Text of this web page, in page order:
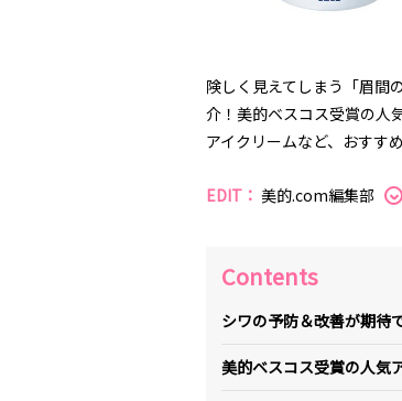
険しく見えてしまう「眉間
介！美的ベスコス受賞の人
アイクリームなど、おすす
EDIT： 美的.com編集部
Contents
シワの予防＆改善が期待
美的ベスコス受賞の人気